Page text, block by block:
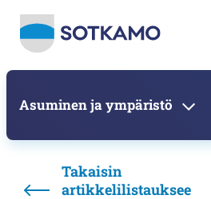
Asuminen ja ympäristö
Takaisin
artikkelilistauksee